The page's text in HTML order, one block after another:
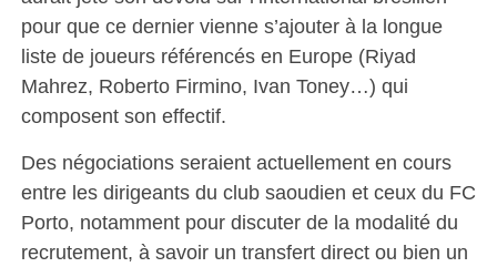
pour que ce dernier vienne s’ajouter à la longue
liste de joueurs référencés en Europe (Riyad
Mahrez, Roberto Firmino, Ivan Toney…) qui
composent son effectif.
Des négociations seraient actuellement en cours
entre les dirigeants du club saoudien et ceux du FC
Porto, notamment pour discuter de la modalité du
recrutement, à savoir un transfert direct ou bien un